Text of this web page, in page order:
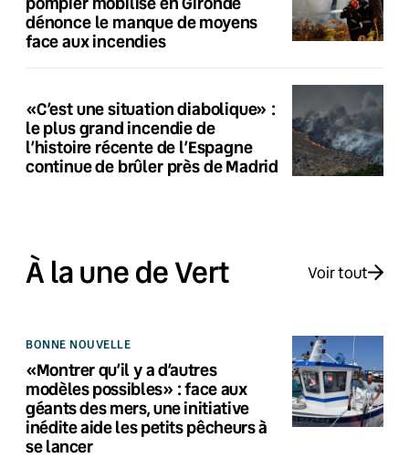
dénonce le manque de moyens
face aux incendies
«C’est une situation diabolique» :
le plus grand incendie de
l’histoire récente de l’Espagne
continue de brûler près de Madrid
À la une de Vert Voir tout
BONNE NOUVELLE
«Montrer qu’il y a d’autres
modèles possibles» : face aux
géants des mers, une initiative
inédite aide les petits pêcheurs à
se lancer